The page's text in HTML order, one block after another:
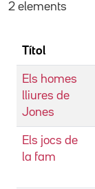
2 elements
Títol
Els homes
lliures de
Jones
Els jocs de
la fam